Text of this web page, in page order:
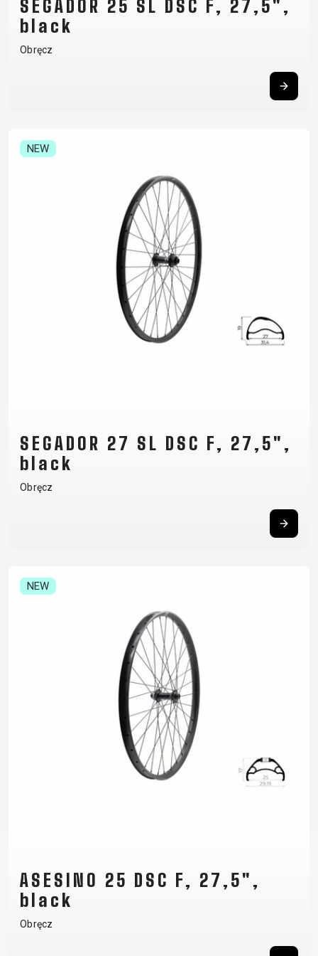
SEGADOR 25 SL DSC F, 27,5",
black
Obręcz
NEW
SEGADOR 27 SL DSC F, 27,5",
black
Obręcz
NEW
ASESINO 25 DSC F, 27,5",
black
Obręcz